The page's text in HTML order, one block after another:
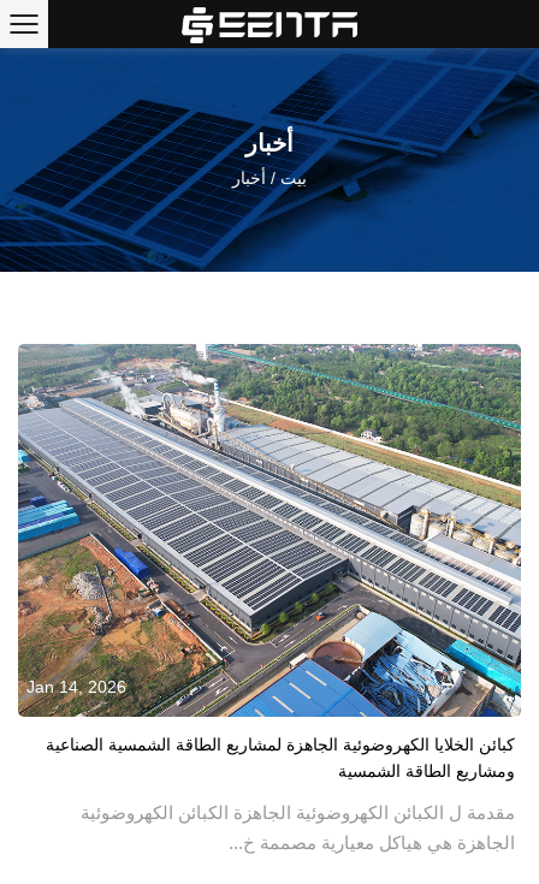
أخبار
بيت/أخبار
Jan 14, 2026
كبائن الخلايا الكهروضوئية الجاهزة لمشاريع الطاقة الشمسية الصناعية
ومشاريع الطاقة الشمسية
مقدمة ل الكبائن الكهروضوئية الجاهزة الكبائن الكهروضوئية
الجاهزة هي هياكل معيارية مصممة خ...